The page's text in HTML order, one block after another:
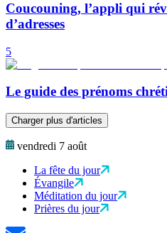
Coucouning, l’appli qui
d’adresses
5
Le guide des prénoms
Charger plus d'articles
vendredi 7 août
La fête du jour
Évangile
Méditation du jour
Prières du jour